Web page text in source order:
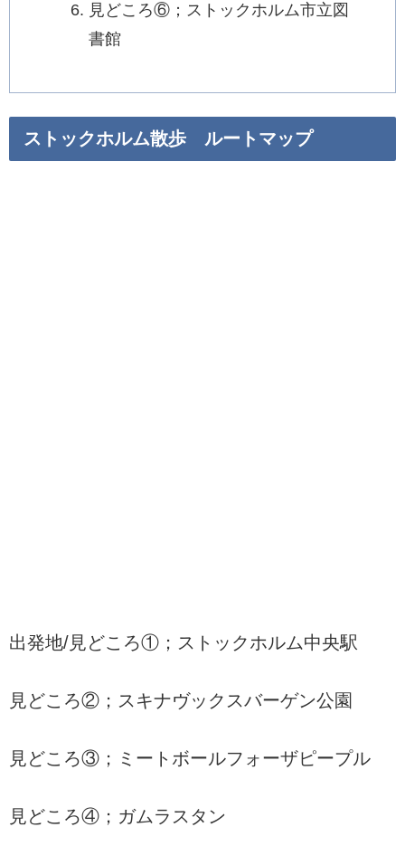
見どころ⑥；ストックホルム市立図
書館
ストックホルム散歩 ルートマップ
出発地/見どころ①；ストックホルム中央駅
見どころ②；スキナヴックスバーゲン公園
見どころ③；ミートボールフォーザピープル
見どころ④；ガムラスタン